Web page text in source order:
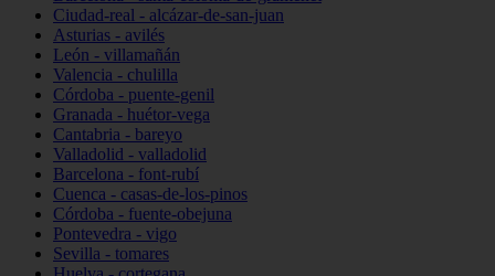
Ciudad-real - alcázar-de-san-juan
Asturias - avilés
León - villamañán
Valencia - chulilla
Córdoba - puente-genil
Granada - huétor-vega
Cantabria - bareyo
Valladolid - valladolid
Barcelona - font-rubí
Cuenca - casas-de-los-pinos
Córdoba - fuente-obejuna
Pontevedra - vigo
Sevilla - tomares